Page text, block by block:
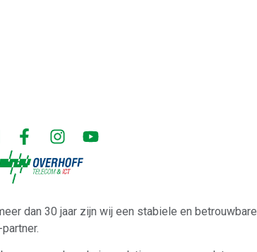
dan 30 jaar zijn wij een stabiele en betrouwbare
partner.